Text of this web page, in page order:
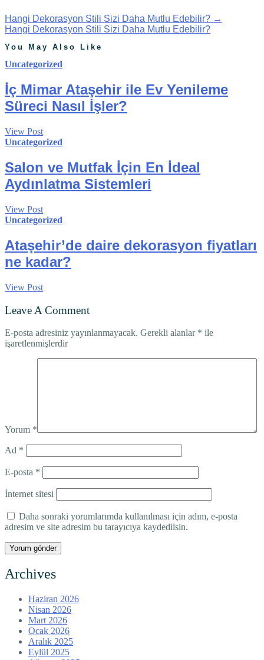
Hangi Dekorasyon Stili Sizi Daha Mutlu Edebilir? →
Hangi Dekorasyon Stili Sizi Daha Mutlu Edebilir?
You May Also Like
Uncategorized
İç Mimar Ataşehir ile Ev Yenileme
Süreci Nasıl İşler?
View Post
Uncategorized
Salon ve Mutfak İçin En İdeal
Aydınlatma Sistemleri
View Post
Uncategorized
Ataşehir’de daire dekorasyon fiyatları
ne kadar?
View Post
Leave A Comment
E-posta adresiniz yayınlanmayacak. Gerekli alanlar * ile
işaretlenmişlerdir
Yorum *
Ad *
E-posta *
İnternet sitesi
Daha sonraki yorumlarımda kullanılması için adım, e-posta
adresim ve site adresim bu tarayıcıya kaydedilsin.
Archives
Haziran 2026
Nisan 2026
Mart 2026
Ocak 2026
Aralık 2025
Eylül 2025